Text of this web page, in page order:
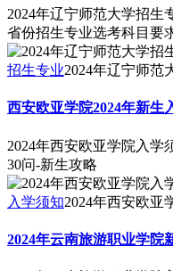
2024年辽宁师范大学招生
省份招生专业选考科目要
招生专业2024年辽宁师范
西安欧亚学院2024年新生
2024年西安欧亚学院入学
30问-新生攻略
入学须知2024年西安欧亚
2024年云南旅游职业学院